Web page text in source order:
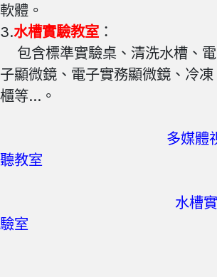
軟體。
3.水槽實驗教室 ：
包含標準實驗桌、清洗水槽、電
子顯微鏡、電子實務顯微鏡、冷凍
櫃等...。
多媒體
聽教室
水槽實
驗室